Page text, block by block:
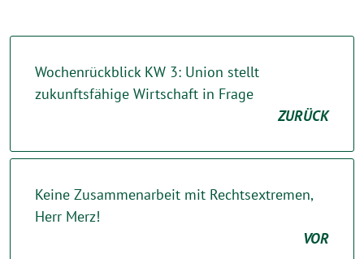
Wochenrückblick KW 3: Union stellt
zukunftsfähige Wirtschaft in Frage
ZURÜCK
Keine Zusammenarbeit mit Rechtsextremen,
Herr Merz!
VOR